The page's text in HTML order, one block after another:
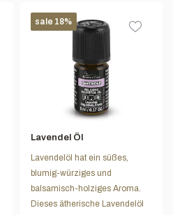
sale 18%
Lavendel Öl
Lavendelöl hat ein süßes,
blumig-würziges und
balsamisch-holziges Aroma.
Dieses ätherische Lavendelöl